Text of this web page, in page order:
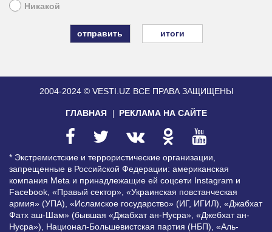
Никакой
итоги
2004-2024 © VESTI.UZ ВСЕ ПРАВА ЗАЩИЩЕНЫ
ГЛАВНАЯ РЕКЛАМА НА САЙТЕ
* Экстремистские и террористические организации,
запрещенные в Российской Федерации: американская
компания Meta и принадлежащие ей соцсети Instagram и
Facebook, «Правый сектор», «Украинская повстанческая
армия» (УПА), «Исламское государство» (ИГ, ИГИЛ), «Джабхат
Фатх аш-Шам» (бывшая «Джабхат ан-Нусра», «Джебхат ан-
Нусра»), Национал-Большевистская партия (НБП), «Аль-